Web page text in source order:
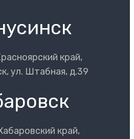
край,
ул. Штабная, д.39
край,